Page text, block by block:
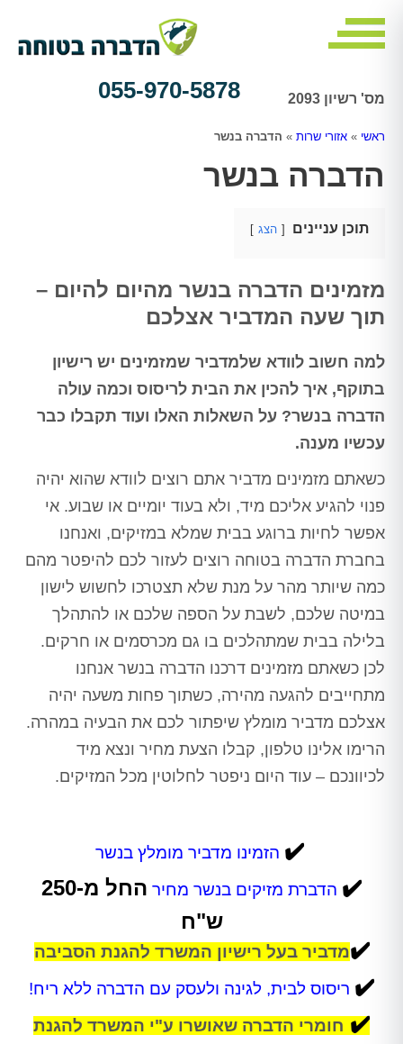
מס' רשיון 2093 055-970-5878
ראשי » אזורי שרות » הדברה בנשר
הדברה בנשר
תוכן עניינים הצג
מזמינים הדברה בנשר מהיום להיום –
תוך שעה המדביר אצלכם
למה חשוב לוודא שלמדביר שמזמינים יש רישיון
בתוקף, איך להכין את הבית לריסוס וכמה עולה
הדברה בנשר? על השאלות האלו ועוד תקבלו כבר
עכשיו מענה.
כשאתם מזמינים מדביר אתם רוצים לוודא שהוא יהיה
פנוי להגיע אליכם מיד, ולא בעוד יומיים או שבוע. אי
אפשר לחיות ברוגע בבית שמלא במזיקים, ואנחנו
בחברת הדברה בטוחה רוצים לעזור לכם להיפטר מהם
כמה שיותר מהר על מנת שלא תצטרכו לחשוש לישון
במיטה שלכם, לשבת על הספה שלכם או להתהלך
בלילה בבית שמתהלכים בו גם מכרסמים או חרקים.
לכן כשאתם מזמינים דרכנו הדברה בנשר אנחנו
מתחייבים להגעה מהירה, כשתוך פחות משעה יהיה
אצלכם מדביר מומלץ שיפתור לכם את הבעיה במהרה.
הרימו אלינו טלפון, קבלו הצעת מחיר ונצא מיד
לכיוונכם – עוד היום ניפטר לחלוטין מכל המזיקים.
✔️ הזמינו מדביר מומלץ בנשר
✔️ הדברת מזיקים בנשר מחיר
החל מ-250
ש"ח
✔️מדביר בעל רישיון המשרד להגנת הסביבה
✔️ ריסוס לבית, לגינה ולעסק עם הדברה ללא ריח!
✔️חומרי הדברה שאושרו ע"י המשרד להגנת